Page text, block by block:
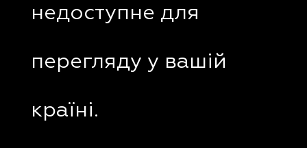
недоступне для
перегляду у вашій
країні.